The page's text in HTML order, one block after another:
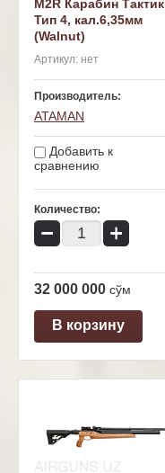
M2R Карабин Тактик
Тип 4, кал.6,35мм
(Walnut)
Артикул: нет
Производитель:
ATAMAN
Добавить к
сравнению
Количество:
− +
32 000 000 сўм
В корзину